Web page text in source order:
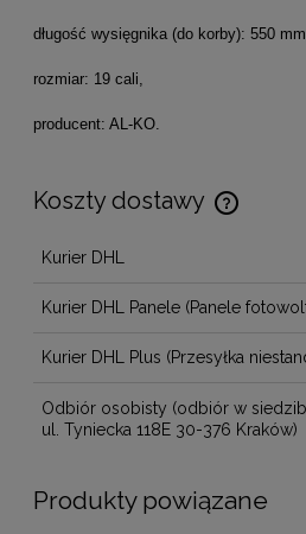
długość wysięgnika (do korby): 550
rozmiar: 19 cali,
producent: AL-KO.
Koszty dostawy
Cena nie zawiera ewentualnych
Kurier DHL
Kurier DHL Panele (Panele
Kurier DHL Plus (Przesyłka
Odbiór osobisty (odbiór w
ul. Tyniecka 118E 30-376 Kraków)
Produkty powiązane